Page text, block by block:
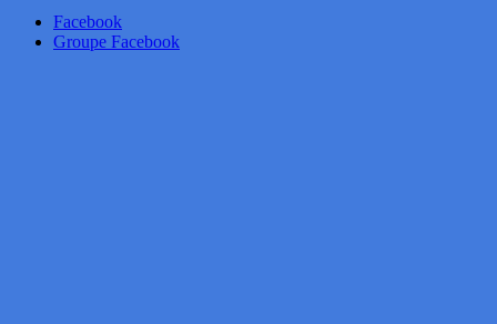
Facebook
Groupe Facebook